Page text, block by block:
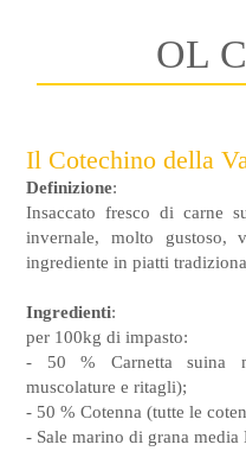
OL
Il Cotechino della
Definizione:
Insaccato fresco di carne
invernale, molto gustoso,
ingrediente in piatti
Ingredienti:
per 100kg di impasto:
- 50 % Carnetta suina
muscolature e ritagli);
- 50 % Cotenna (tutte le
- Sale marino di grana media